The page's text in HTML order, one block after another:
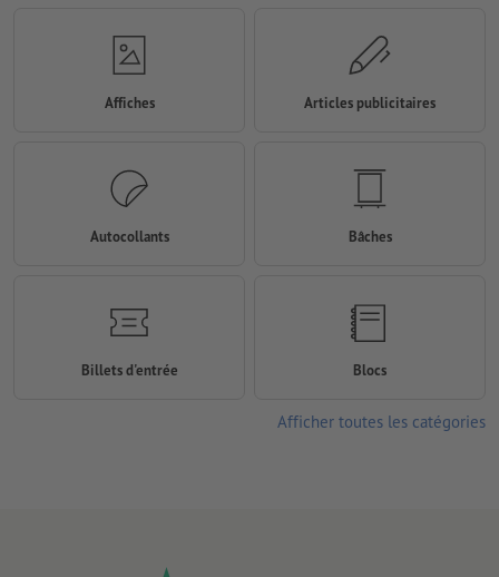
Affiches Articles publicitaires
Autocollants Bâches
Billets d'entrée Blocs
Afficher toutes les catégories